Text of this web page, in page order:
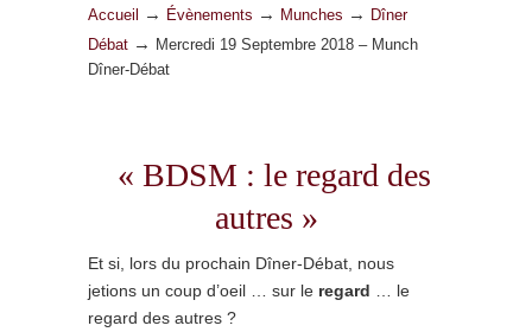
Munch Dîner-Débat
Accueil → Évènements → Munches →
Dîner
Débat →
Mercredi 19 Septembre 2018 – Munch
Dîner-Débat
« BDSM : le regard des
autres »
Et si, lors du prochain Dîner-Débat, nous
jetions un coup d’oeil … sur le regard … le
regard des autres ?